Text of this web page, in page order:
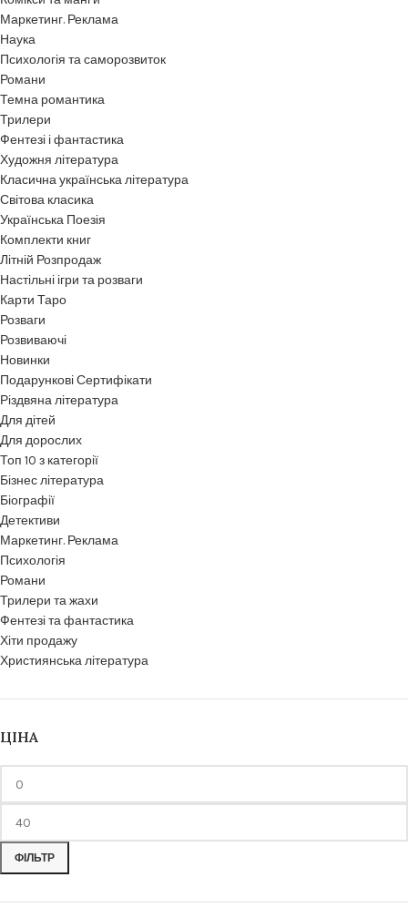
Маркетинг. Реклама
Наука
Психологія та саморозвиток
Романи
Темна романтика
Трилери
Фентезі і фантастика
Художня література
Класична українська література
Світова класика
Українська Поезія
Комплекти книг
Літній Розпродаж
Настільні ігри та розваги
Карти Таро
Розваги
Розвиваючі
Новинки
Подарункові Сертифікати
Різдвяна література
Для дітей
Для дорослих
Топ 10 з категорії
Бізнес література
Біографії
Детективи
Маркетинг. Реклама
Психологія
Романи
Трилери та жахи
Фентезі та фантастика
Хіти продажу
Християнська література
ЦІНА
ФІЛЬТР